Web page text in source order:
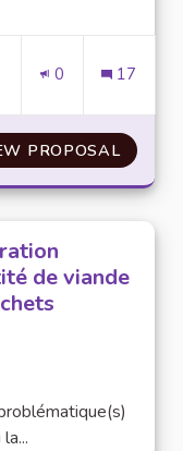
sur l'eau
0 17
PROPOSAL
de viande